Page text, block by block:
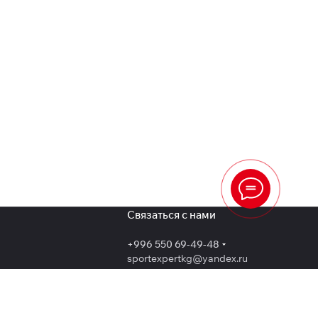
Связаться с нами
+996 550 69-49-48
sportexpertkg@yandex.ru
Бишкек, проспект Чингиза Айтматова,